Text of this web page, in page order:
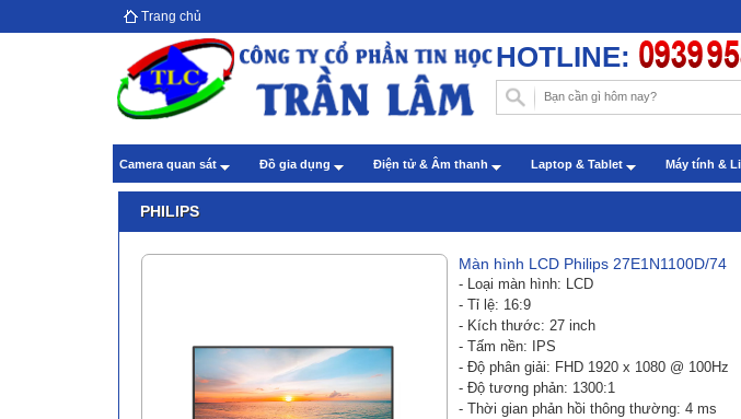
Trang chủ
HOTLINE:
Hướng dẫn chèn hình nền trong Word với
giản
Theo: Administrator - Cập nhật: 22/07/2019
Chăm sóc khách hàng qua zalo
Theo: Administrator - Cập nhật: 27/07/2022
Camera quan sát Đồ gia dụng Điện tử & Âm thanh Laptop & Tablet Máy tính &
PHILIPS
Màn hình LCD Philips 27E1N1100D/74
- Loại màn hình: LCD
- Tỉ lệ: 16:9
- Kích thước: 27 inch
- Tấm nền: IPS
- Độ phân giải: FHD 1920 x 1080 @ 100Hz
- Độ tương phản: 1300:1
- Thời gian phản hồi thông thường: 4 ms